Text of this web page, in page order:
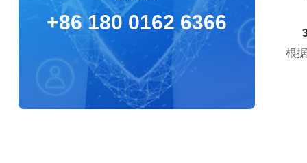
+86 180 0162 6366
根